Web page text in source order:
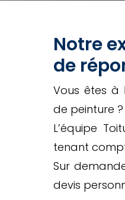
Notre
de
Vous êtes à
de peinture ?
L’équipe
tenant
Sur
devis